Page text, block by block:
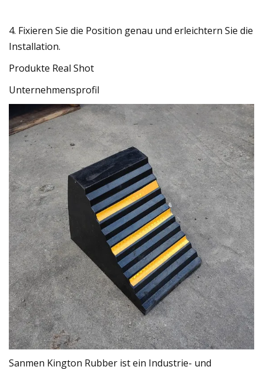
4. Fixieren Sie die Position genau und erleichtern Sie die
Installation.
Produkte Real Shot
Unternehmensprofil
Sanmen Kington Rubber ist ein Industrie- und